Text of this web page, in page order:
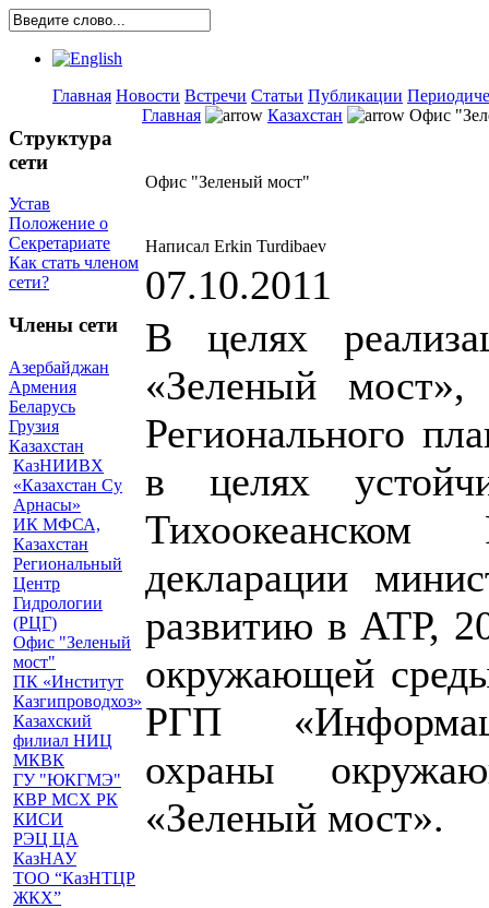
Главная Новости Встречи Статьи Публикации
Структура
сети
Устав
Положение о
Секретариате
Как стать членом
сети?
Члены сети
Азербайджан
Армения
Беларусь
Грузия
Казахстан
КазНИИВХ
«Казахстан Су
Арнасы»
ИК МФСА,
Казахстан
Региональный
Центр
Гидрологии
(РЦГ)
Офис "Зеленый
мост"
ПК «Институт
Казгипроводхоз»
Казахский
филиал НИЦ
МКВК
ГУ "ЮКГМЭ"
КВР МСХ РК
КИСИ
РЭЦ ЦА
КазНАУ
ТОО “КазНТЦР
ЖКХ”
Главная Казахстан Офис
Офис "Зеленый мост"
Написал Erkin Turdibaev
07.10.2011
В целях
«Зеленый мост»,
Регионального
в целях
декларации
развитию в АТР,
окружающей
РГП
охраны
«Зеленый мост».